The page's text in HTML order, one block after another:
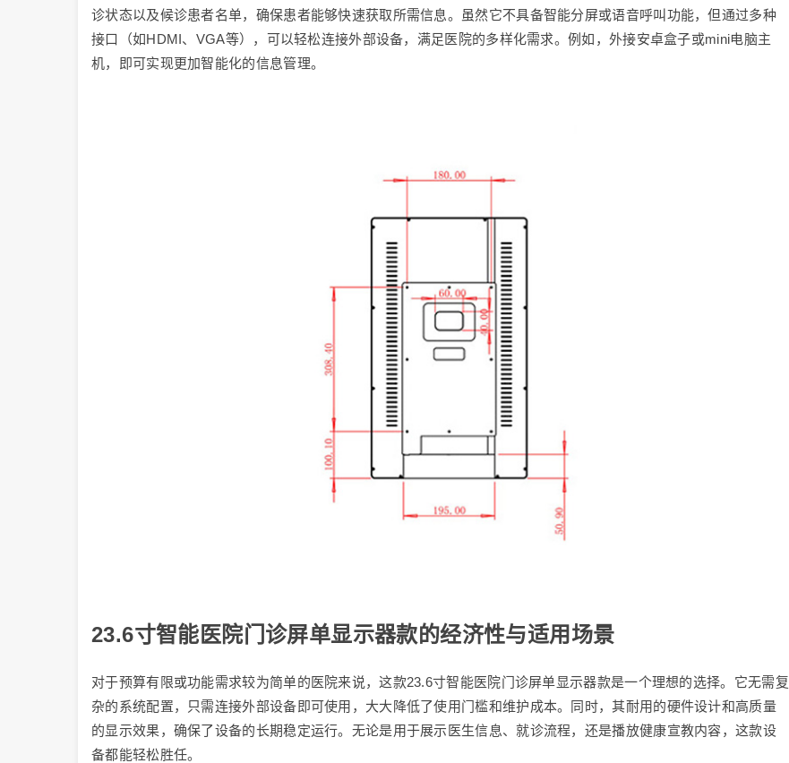
诊状态以及候诊患者名单，确保患者能够快速获取所需信息。虽然它不具备智能分屏或语音呼叫功能，但通过多种
接口（如HDMI、VGA等），可以轻松连接外部设备，满足医院的多样化需求。例如，外接安卓盒子或mini电脑主
机，即可实现更加智能化的信息管理。
23.6寸智能医院门诊屏单显示器款的经济性与适用场景
对于预算有限或功能需求较为简单的医院来说，这款23.6寸智能医院门诊屏单显示器款是一个理想的选择。它无需复
杂的系统配置，只需连接外部设备即可使用，大大降低了使用门槛和维护成本。同时，其耐用的硬件设计和高质量
的显示效果，确保了设备的长期稳定运行。无论是用于展示医生信息、就诊流程，还是播放健康宣教内容，这款设
备都能轻松胜任。